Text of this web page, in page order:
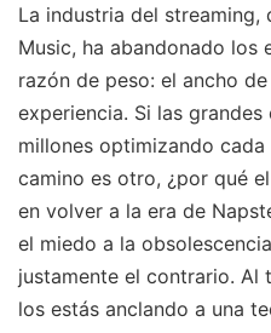
La industria del
Music, ha abandonado los
razón de peso: el ancho
experiencia. Si las
millones optimizando
camino es otro, ¿por qué
en volver a la era de
el miedo a la
justamente el contrario. Al
los estás anclando a una